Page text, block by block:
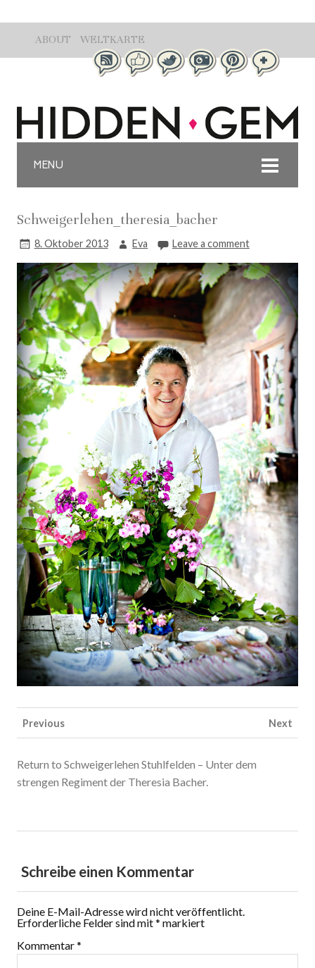
ABOUT WELTKARTE
MENU
Schweigerlehen_theresia_bacher
8. Oktober 2013 Eva Leave a comment
Previous Next
Return to Schweigerlehen Stuhlfelden – Unter dem
strengen Regiment der Theresia Bacher.
Schreibe einen Kommentar
Deine E-Mail-Adresse wird nicht veröffentlicht.
Erforderliche Felder sind mit* markiert
Kommentar*